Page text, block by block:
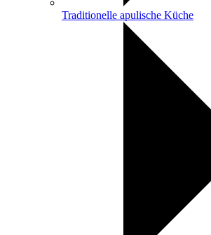
Traditionelle apulische Küche